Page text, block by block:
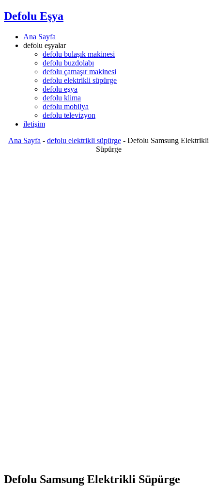
Defolu Eşya
Ana Sayfa
defolu eşyalar
defolu bulaşık makinesi
defolu buzdolabı
defolu çamaşır makinesi
defolu elektrikli süpürge
defolu eşya
defolu klima
defolu mobilya
defolu televizyon
iletişim
Ana Sayfa - defolu elektrikli süpürge - Defolu Samsung Elektrikli
Süpürge
Defolu Samsung Elektrikli Süpürge